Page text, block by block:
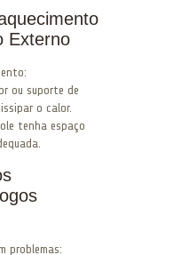
Externo
ou suporte de
o calor.
tenha espaço
problemas: